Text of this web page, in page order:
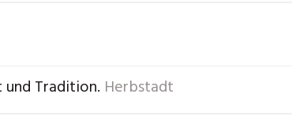
und Tradition. Herbstadt